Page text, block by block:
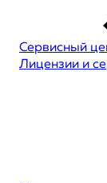
Сервисный
Лицензии и